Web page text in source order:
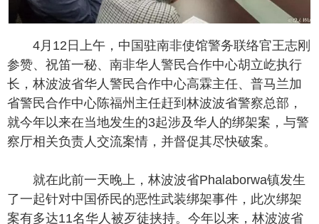
4月12日上午，中国驻南非使馆警务联络官王志刚
参赞、祝笛一秘、南非华人警民合作中心胡立屹执行
长，林波波省华人警民合作中心高霖主任、普马兰加
省警民合作中心陈福州主任赶到林波波省警察总部，
就今年以来在当地发生的3起涉及华人的绑架案，与警
察厅相关负责人交流案情，并督促其尽快破案。
就在此前一天晚上，林波波省Phalaborwa镇发生
了一起针对中国侨民的恶性武装绑架事件，此次绑架
案有多达11名华人被歹徒挟持。今年以来，林波波省